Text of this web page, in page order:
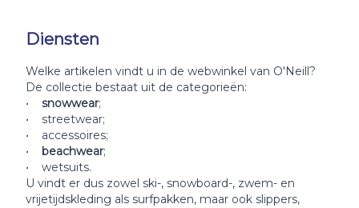
Diensten
Welke artikelen vindt u in de webwinkel van O'Neill?
De collectie bestaat uit de categorieën:
• snowwear;
• streetwear;
• accessoires;
• beachwear;
• wetsuits.
U vindt er dus zowel ski-, snowboard-, zwem- en
vrijetijdskleding als surfpakken, maar ook slippers,